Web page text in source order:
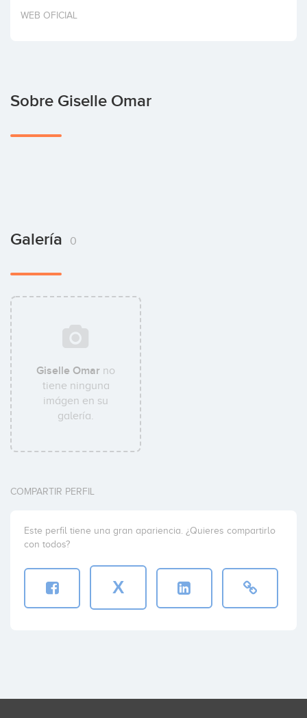
Invertir
WEB OFICIAL
Sobre Giselle Omar
Galería 0
Giselle Omar no
tiene ninguna
imágen en su
galería.
COMPARTIR PERFIL
Este perfil tiene una gran apariencia. ¿Quieres compartirlo
con todos?
X